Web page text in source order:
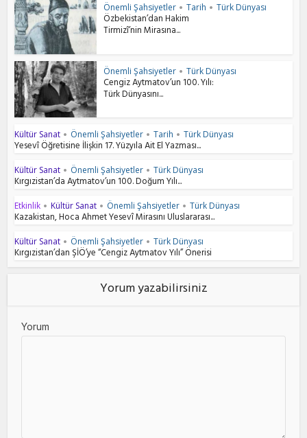
Önemli Şahsiyetler • Tarih • Türk Dünyası
Özbekistan’dan Hakim
Tirmizî’nin Mirasına...
Önemli Şahsiyetler • Türk Dünyası
Cengiz Aytmatov’un 100. Yılı:
Türk Dünyasını...
Kültür Sanat • Önemli Şahsiyetler • Tarih • Türk Dünyası
Yesevî Öğretisine İlişkin 17. Yüzyıla Ait El Yazması...
Kültür Sanat • Önemli Şahsiyetler • Türk Dünyası
Kırgızistan’da Aytmatov’un 100. Doğum Yılı...
Etkinlik • Kültür Sanat • Önemli Şahsiyetler • Türk Dünyası
Kazakistan, Hoca Ahmet Yesevî Mirasını Uluslararası...
Kültür Sanat • Önemli Şahsiyetler • Türk Dünyası
Kırgızistan’dan ŞİÖ’ye “Cengiz Aytmatov Yılı” Önerisi
Yorum yazabilirsiniz
Yorum